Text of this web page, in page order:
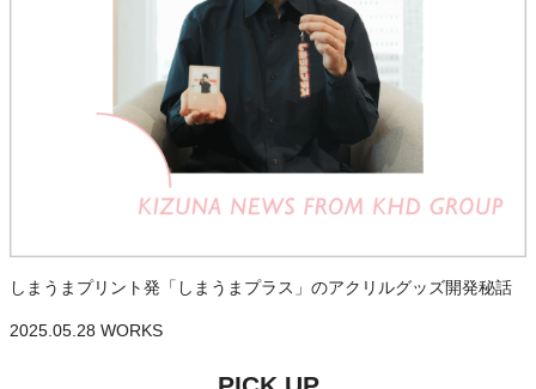
しまうまプリント発「しまうまプラス」のアクリルグッズ開発秘話
2025.05.28 WORKS